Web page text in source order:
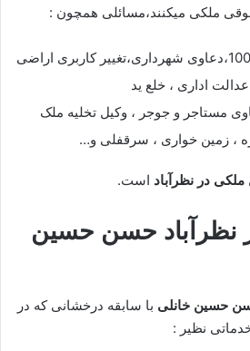
ملکی میکنند،مسائلی همچون :
اداری ، خلع ید
مستاجر و جوجر ، وکیل تخلیه ملک
، زمین خواری ، سرقفلی و…
ملکی در نظرآباد است.
حسن حسین
حسین خانلی با سابقه درخشانی که در
خدماتی نظیر :